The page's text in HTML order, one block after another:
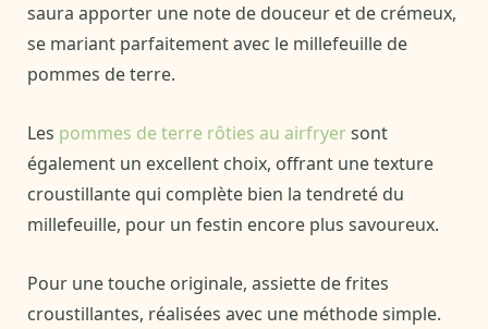
saura apporter une note de douceur et de crémeux,
se mariant parfaitement avec le millefeuille de
pommes de terre.
Les pommes de terre rôties au airfryersont
également un excellent choix, offrant une texture
croustillante qui complète bien la tendreté du
millefeuille, pour un festin encore plus savoureux.
Pour une touche originale, assiette de frites
croustillantes, réalisées avec une méthode simple.